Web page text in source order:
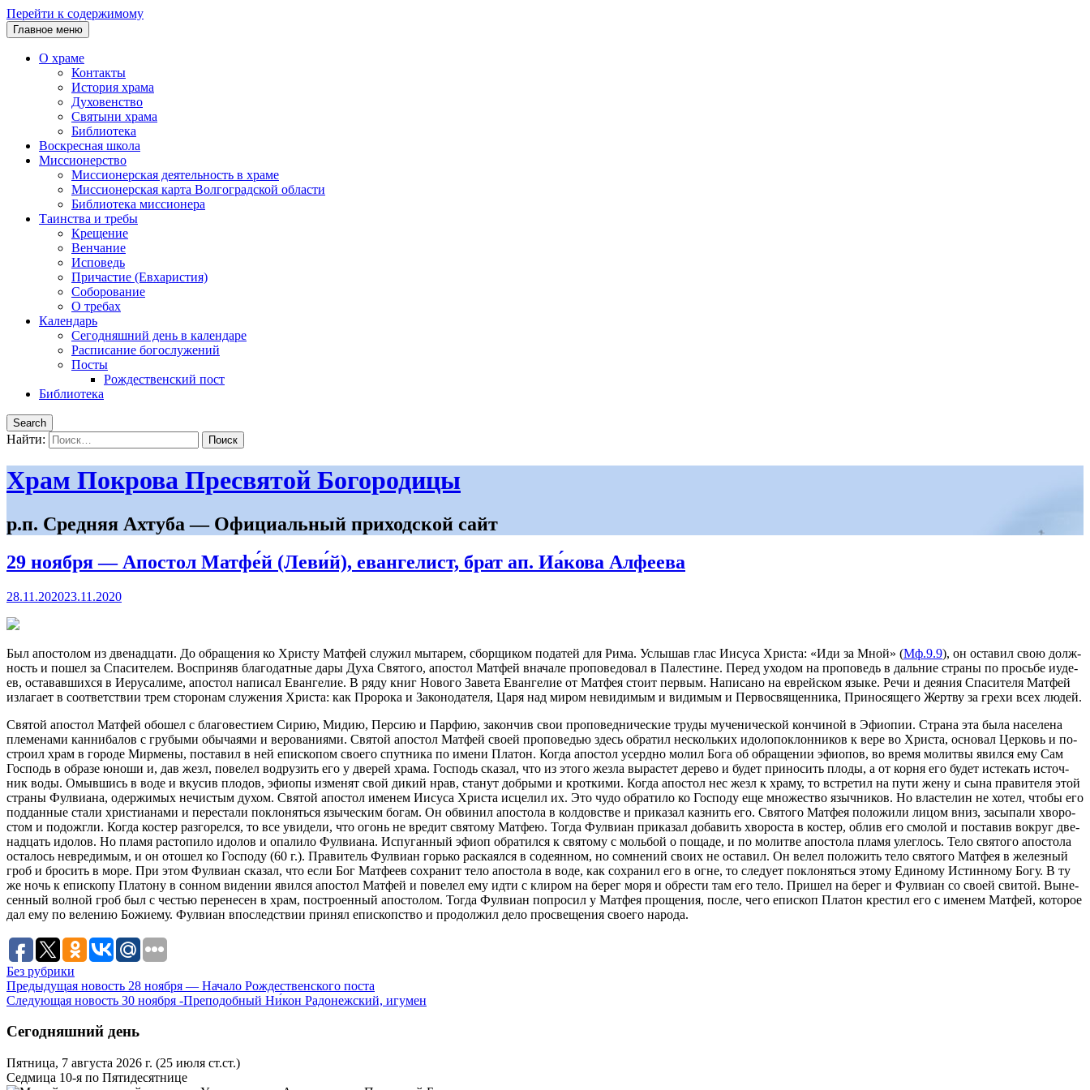
Перейти к содержимому
Главное меню
О храме
Контакты
История храма
Духовенство
Святыни храма
Библиотека
Воскресная школа
Миссионерство
Миссионерская деятельность в храме
Миссионерская карта Волгоградской области
Библиотека миссионера
Таинства и требы
Крещение
Венчание
Исповедь
Причастие (Евхаристия)
Соборование
О требах
Календарь
Сегодняшний день в календаре
Расписание богослужений
Посты
Рождественский пост
Библиотека
Search
Найти:
Храм Покрова Пресвятой Богородицы
р.п. Средняя Ахтуба — Официальный приходской сайт
29 ноября — Апостол Матфе́й (Леви́й), евангелист, брат ап. Иа́кова Алфеева
28.11.202023.11.2020
Был апо­сто­лом из две­на­дца­ти. До об­ра­ще­ния ко Хри­сту Мат­фей слу­жил мы­та­рем, сбор­щи­ком по­да­тей для Ри­ма. Услы­шав глас Иису­са Хри­ста: «Иди за Мной» (Мф.9.9), он оста­вил свою долж­
ность и по­шел за Спа­си­те­лем. Вос­при­няв бла­го­дат­ные да­ры Ду­ха Свя­то­го, апо­стол Мат­фей вна­ча­ле про­по­ве­до­вал в Па­ле­стине. Пе­ред ухо­дом на про­по­ведь в даль­ние стра­ны по прось­бе иуде­
ев, оста­вав­ших­ся в Иеру­са­ли­ме, апо­стол на­пи­сал Еван­ге­лие. В ря­ду книг Но­во­го За­ве­та Еван­ге­лие от Мат­фея сто­ит пер­вым. На­пи­са­но на ев­рей­ском язы­ке. Ре­чи и де­я­ния Спа­си­те­ля Мат­фей
из­ла­га­ет в со­от­вет­ствии трем сто­ро­нам слу­же­ния Хри­ста: как Про­ро­ка и За­ко­но­да­те­ля, Ца­ря над ми­ром неви­ди­мым и ви­ди­мым и Пер­во­свя­щен­ни­ка, При­но­ся­ще­го Жерт­ву за гре­хи всех лю­дей.
Свя­той апо­стол Мат­фей обо­шел с бла­го­ве­сти­ем Си­рию, Ми­дию, Пер­сию и Пар­фию, за­кон­чив свои про­по­вед­ни­че­ские тру­ды му­че­ни­че­ской кон­чи­ной в Эфи­о­пии. Стра­на эта бы­ла на­се­ле­на
пле­ме­на­ми кан­ни­ба­лов с гру­бы­ми обы­ча­я­ми и ве­ро­ва­ни­я­ми. Свя­той апо­стол Мат­фей сво­ей про­по­ве­дью здесь об­ра­тил несколь­ких идо­ло­по­клон­ни­ков к ве­ре во Хри­ста, ос­но­вал Цер­ковь и по­
стро­ил храм в го­ро­де Мир­ме­ны, по­ста­вил в ней епи­ско­пом сво­е­го спут­ни­ка по име­ни Пла­тон. Ко­гда апо­стол усерд­но мо­лил Бо­га об об­ра­ще­нии эфи­о­пов, во вре­мя мо­лит­вы явил­ся ему Сам
Гос­подь в об­ра­зе юно­ши и, дав жезл, по­ве­лел во­дру­зить его у две­рей хра­ма. Гос­подь ска­зал, что из это­го жез­ла вы­рас­тет де­ре­во и бу­дет при­но­сить пло­ды, а от кор­ня его бу­дет ис­те­кать ис­точ­
ник во­ды. Омыв­шись в во­де и вку­сив пло­дов, эфи­о­пы из­ме­нят свой ди­кий нрав, ста­нут доб­ры­ми и крот­ки­ми. Ко­гда апо­стол нес жезл к хра­му, то встре­тил на пу­ти же­ну и сы­на пра­ви­те­ля этой
стра­ны Фул­ви­а­на, одер­жи­мых нечи­стым ду­хом. Свя­той апо­стол име­нем Иису­са Хри­ста ис­це­лил их. Это чу­до об­ра­ти­ло ко Гос­по­ду еще мно­же­ство языч­ни­ков. Но вла­сте­лин не хо­тел, чтобы его
под­дан­ные ста­ли хри­сти­а­на­ми и пе­ре­ста­ли по­кло­нять­ся язы­че­ским бо­гам. Он об­ви­нил апо­сто­ла в кол­дов­стве и при­ка­зал каз­нить его. Свя­то­го Мат­фея по­ло­жи­ли ли­цом вниз, за­сы­па­ли хво­ро­
стом и по­до­жгли. Ко­гда ко­стер раз­го­рел­ся, то все уви­де­ли, что огонь не вре­дит свя­то­му Мат­фею. То­гда Фул­ви­ан при­ка­зал до­ба­вить хво­ро­ста в ко­стер, об­лив его смо­лой и по­ста­вив во­круг две­
на­дцать идо­лов. Но пла­мя рас­то­пи­ло идо­лов и опа­ли­ло Фул­ви­а­на. Ис­пу­ган­ный эфи­оп об­ра­тил­ся к свя­то­му с моль­бой о по­ща­де, и по мо­лит­ве апо­сто­ла пла­мя улег­лось. Те­ло свя­то­го апо­сто­ла
оста­лось невре­ди­мым, и он ото­шел ко Гос­по­ду (60 г.). Пра­ви­тель Фул­ви­ан горь­ко рас­ка­ял­ся в со­де­ян­ном, но со­мне­ний сво­их не оста­вил. Он ве­лел по­ло­жить те­ло свя­то­го Мат­фея в же­лез­ный
гроб и бро­сить в мо­ре. При этом Фул­ви­ан ска­зал, что ес­ли Бог Мат­фе­ев со­хра­нит те­ло апо­сто­ла в во­де, как со­хра­нил его в огне, то сле­ду­ет по­кло­нять­ся это­му Еди­но­му Ис­тин­но­му Бо­гу. В ту
же ночь к епи­ско­пу Пла­то­ну в сон­ном ви­де­нии явил­ся апо­стол Мат­фей и по­ве­лел ему ид­ти с кли­ром на бе­рег мо­ря и об­ре­сти там его те­ло. При­шел на бе­рег и Фул­ви­ан со сво­ей сви­той. Вы­не­
сен­ный вол­ной гроб был с че­стью пе­ре­не­сен в храм, по­стро­ен­ный апо­сто­лом. То­гда Фул­ви­ан по­про­сил у Мат­фея про­ще­ния, по­сле, че­го епи­скоп Пла­тон кре­стил его с име­нем Мат­фей, ко­то­рое
дал ему по ве­ле­нию Бо­жи­е­му. Фул­ви­ан впо­след­ствии при­нял епи­скоп­ство и про­дол­жил де­ло про­све­ще­ния сво­е­го на­ро­да.
Без рубрики
Предыдущая новость 28 ноября — Начало Рождественского поста
Следующая новость 30 ноября -Преподобный Ни́кон Радонежский, игумен
Сегодняшний день
Пятница, 7 августа 2026 г. (25 июля ст.ст.)
Седмица 10-я по Пятидесятнице